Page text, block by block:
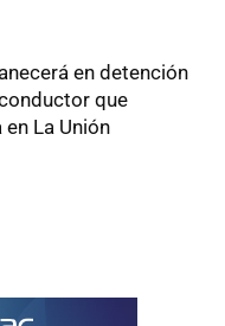
en detención
que
La Unión